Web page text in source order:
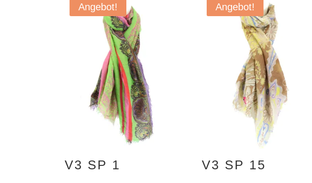
Angebot!
V3 SP 1
Angebot!
V3 SP 15